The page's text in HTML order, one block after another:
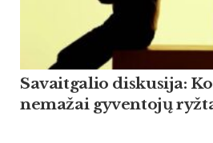
Savaitgalio diskusija:
nemažai gyventojų